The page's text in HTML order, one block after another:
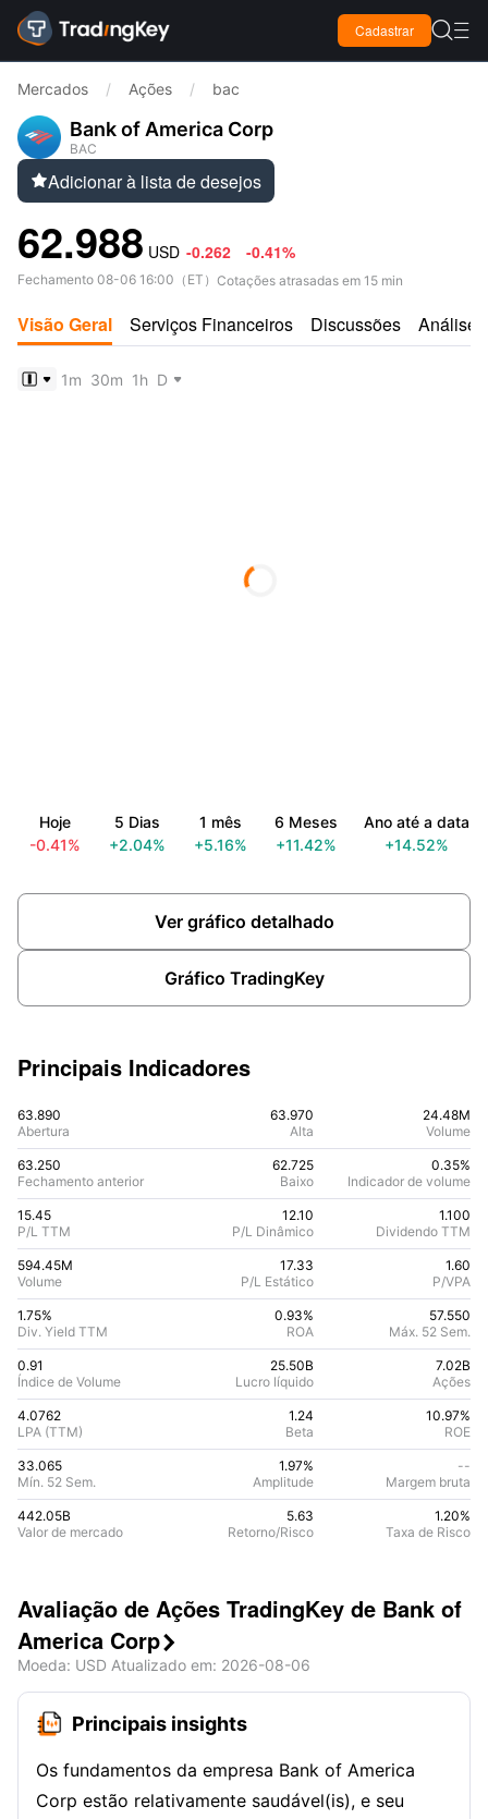
Cadastrar  
Mercados / Ações / bac
Bank of America Corp
BAC
Adicionar à lista de desejos
62.988 USD -0.262 -0.41%
Fechamento 08-06 16:00 （ ET ） Cotações atrasadas em 15 min
Visão Geral Serviços Financeiros Discussões Análises
Ver gráfico detalhado
Gráfico TradingKey
1m 30m 1h D
Hoje
-0.41%
5 Dias
+2.04%
1 mês
+5.16%
6 Meses
+11.42%
Ano até a data
+14.52%
Principais Indicadores
63.890
Abertura
63.970
Alta
24.48M
Volume
15.45
P/L TTM
12.10
P/L Dinâmico
1.100
Dividendo TTM
0.35%
Indicador de volume
63.250
Fechamento anterior
62.725
Baixo
594.45M
Volume
17.33
P/L Estático
1.60
P/VPA
1.75%
Div. Yield TTM
0.93%
ROA
57.550
Máx. 52 Sem.
0.91
Índice de Volume
25.50B
Lucro líquido
7.02B
Ações
4.0762
LPA (TTM)
1.24
Beta
10.97%
ROE
33.065
Mín. 52 Sem.
1.97%
Amplitude
--
Margem bruta
442.05B
Valor de mercado
5.63
Retorno/Risco
1.20%
Taxa de Risco
Avaliação de Ações TradingKey de Bank of
America Corp
Moeda: USD Atualizado em: 2026-08-06
Principais insights
Os fundamentos da empresa Bank of America
Corp estão relativamente saudável(is), e seu